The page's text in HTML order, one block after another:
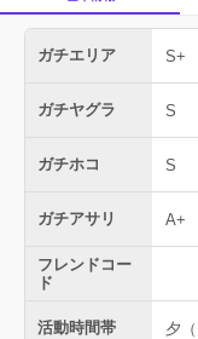
ガチエリア S+
ガチヤグラ S
ガチホコ S
ガチアサリ A+
フレンドコー
ド
活動時間帯 夕（